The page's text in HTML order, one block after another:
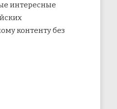
интересные
контенту без